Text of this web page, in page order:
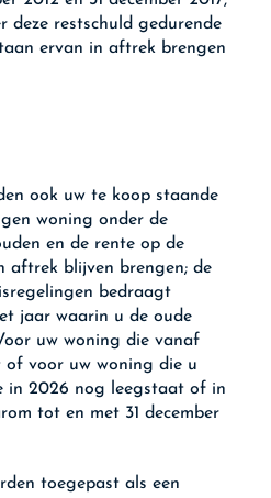
deze restschuld gedurende
ervan in aftrek brengen
ook uw te koop staande
woning onder de
en de rente op de
aftrek blijven brengen; de
bedraagt
jaar waarin u de oude
uw woning die vanaf
voor uw woning die u
in 2026 nog leegstaat of in
tot en met 31 december
toegepast als een